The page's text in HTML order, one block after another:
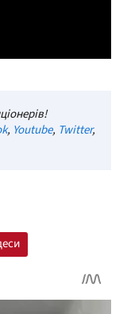
, Youtube, Twitter,